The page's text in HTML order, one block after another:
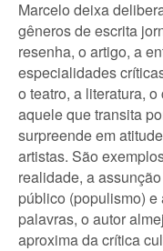
Marcelo deixa
gêneros de escrita
resenha, o artigo, a
especialidades
o teatro, a literatura,
aquele que transita
surpreende em
artistas. São
realidade, a
público (populismo)
palavras, o autor
aproxima da crítica